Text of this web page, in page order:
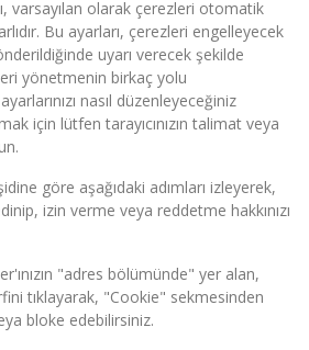
varsayılan olarak çerezleri otomatik
Bu ayarları, çerezleri engelleyecek
uyarı verecek şekilde
yönetmenin birkaç yolu
nasıl düzenleyeceğiniz
için lütfen tarayıcınızın talimat veya
göre aşağıdaki adımları izleyerek,
izin verme veya reddetme hakkınızı
"adres bölümünde" yer alan,
tıklayarak, "Cookie" sekmesinden
bloke edebilirsiniz.